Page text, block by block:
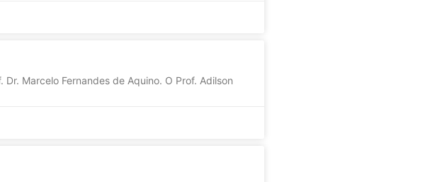
Marcelo Fernandes de Aquino. O Prof. Adilson